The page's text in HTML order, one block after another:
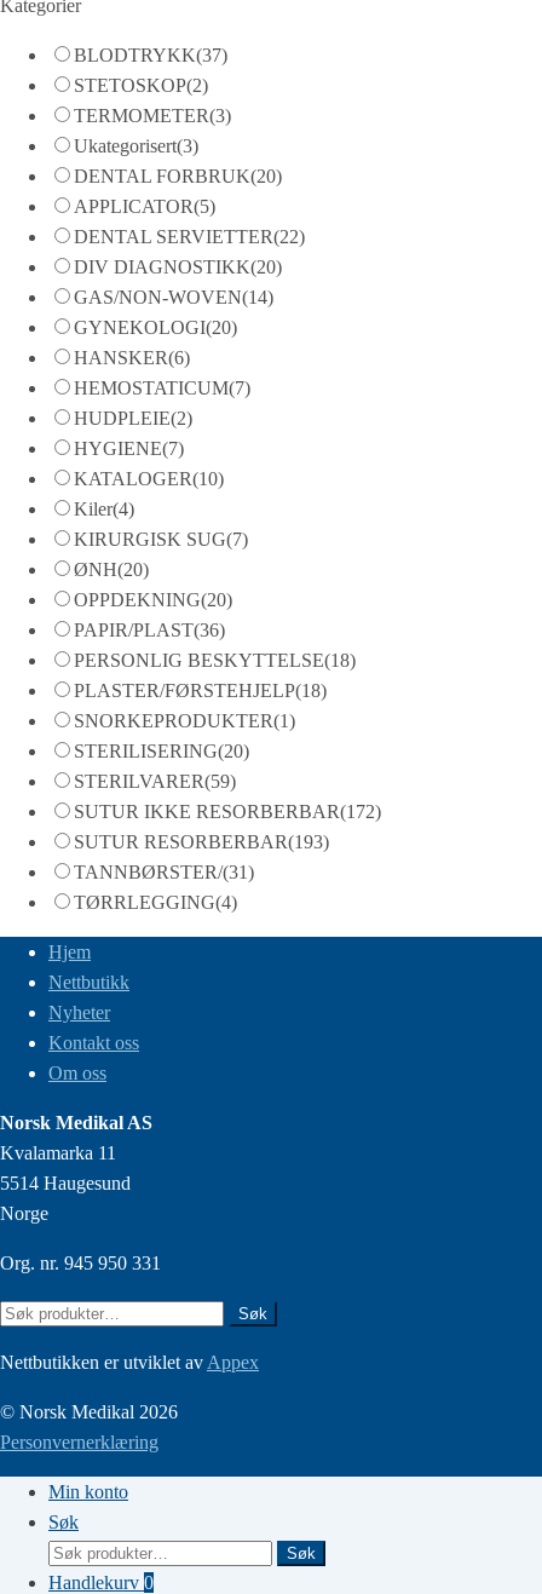
Kategorier
BLODTRYKK(37)
STETOSKOP(2)
TERMOMETER(3)
Ukategorisert(3)
DENTAL FORBRUK(20)
APPLICATOR(5)
DENTAL SERVIETTER(22)
DIV DIAGNOSTIKK(20)
GAS/NON-WOVEN(14)
GYNEKOLOGI(20)
HANSKER(6)
HEMOSTATICUM(7)
HUDPLEIE(2)
HYGIENE(7)
KATALOGER(10)
Kiler(4)
KIRURGISK SUG(7)
ØNH(20)
OPPDEKNING(20)
PAPIR/PLAST(36)
PERSONLIG BESKYTTELSE(18)
PLASTER/FØRSTEHJELP(18)
SNORKEPRODUKTER(1)
STERILISERING(20)
STERILVARER(59)
SUTUR IKKE RESORBERBAR(172)
SUTUR RESORBERBAR(193)
TANNBØRSTER/(31)
TØRRLEGGING(4)
Hjem
Nettbutikk
Nyheter
Kontakt oss
Om oss
Norsk Medikal AS
Kvalamarka 11
5514 Haugesund
Norge
Org. nr. 945 950 331
Søk
Søk
Nettbutikken er utviklet av Appex
© Norsk Medikal 2026
Personvernerklæring
Min konto
Søk
Søk
etter:
Søk
Handlekurv 0